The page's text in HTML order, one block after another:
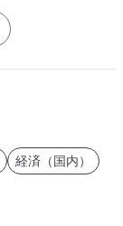
経済（国内）